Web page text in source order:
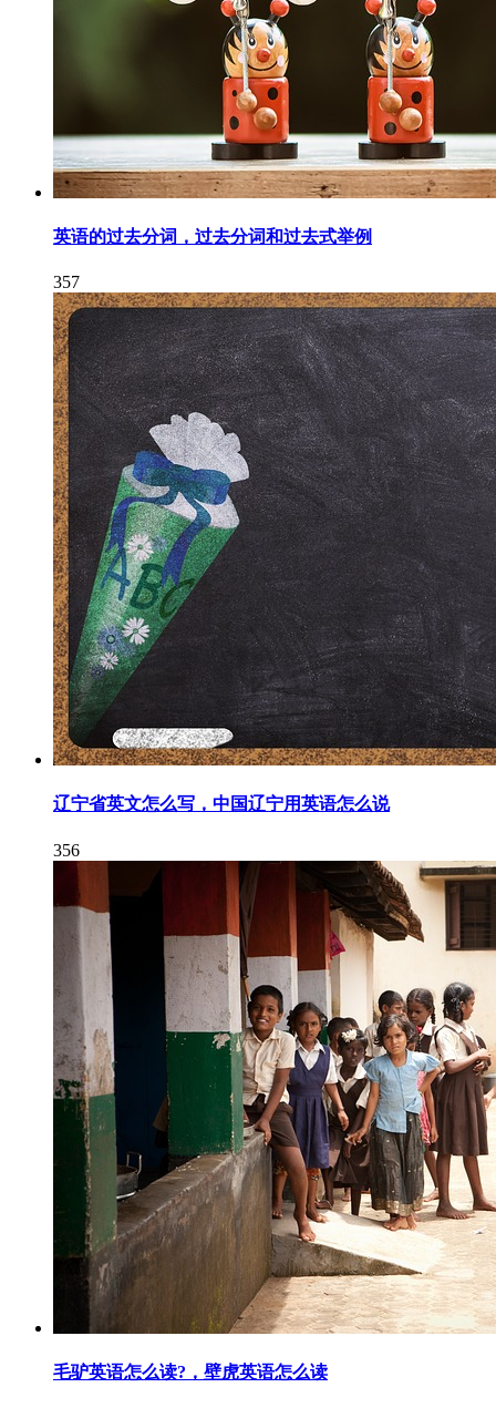
英语的过去分词，过去分词和过去式举例
357
辽宁省英文怎么写，中国辽宁用英语怎么说
356
毛驴英语怎么读?，壁虎英语怎么读